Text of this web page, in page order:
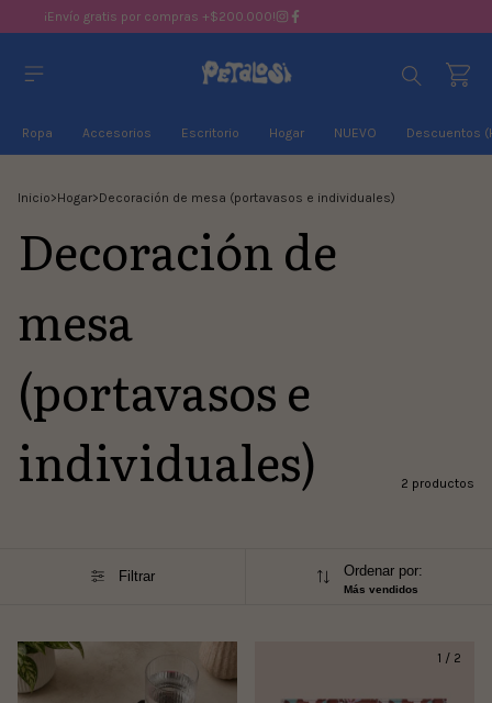
¡Envío gratis por compras +$200.000!
Ropa Accesorios Escritorio Hogar NUEVO Descuentos
Inicio>Hogar>Decoración de mesa (portavasos e individuales)
Decoración de
mesa
(portavasos e
individuales)
2 productos
Filtrar Ordenar por:
Más vendidos
1 / 2